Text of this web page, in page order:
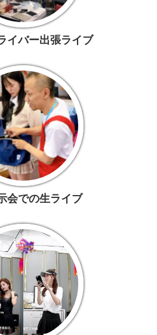
イバー出張ライブ
会での生ライブ